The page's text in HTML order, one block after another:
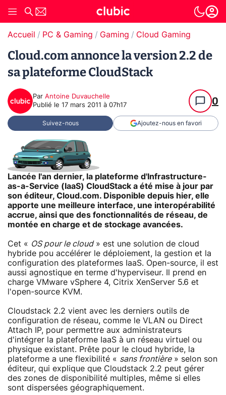
Accueil PC & Gaming Gaming Cloud Gaming
Cloud.com annonce la version 2.2 de
sa plateforme CloudStack
Par Antoine Duvauchelle
Publié le 17 mars 2011 à 07h17 0
Suivez-nous Ajoutez-nous en favori
Lancée l'an dernier, la plateforme d'Infrastructure-
as-a-Service (IaaS) CloudStack a été mise à jour par
son éditeur, Cloud.com. Disponible depuis hier, elle
apporte une meilleure interface, une interopérabilité
accrue, ainsi que des fonctionnalités de réseau, de
montée en charge et de stockage avancées.
Cet « OS pour le cloud» est une solution de cloud
hybride pou accélérer le déploiement, la gestion et la
configuration des plateformes IaaS. Open-source, il est
aussi agnostique en terme d'hyperviseur. Il prend en
charge VMware vSphere 4, Citrix XenServer 5.6 et
l'open-source KVM.
Cloudstack 2.2 vient avec les derniers outils de
configuration de réseau, comme le VLAN ou Direct
Attach IP, pour permettre aux administrateurs
d'intégrer la plateforme IaaS à un réseau virtuel ou
physique existant. Prête pour le cloud hybride, la
plateforme a une flexibilité « sans frontière» selon son
éditeur, qui explique que Cloudstack 2.2 peut gérer
des zones de disponibilité multiples, même si elles
sont dispersées géographiquement.